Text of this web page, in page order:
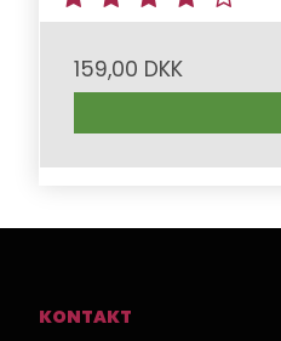
159,00 DKK
KONTAKT